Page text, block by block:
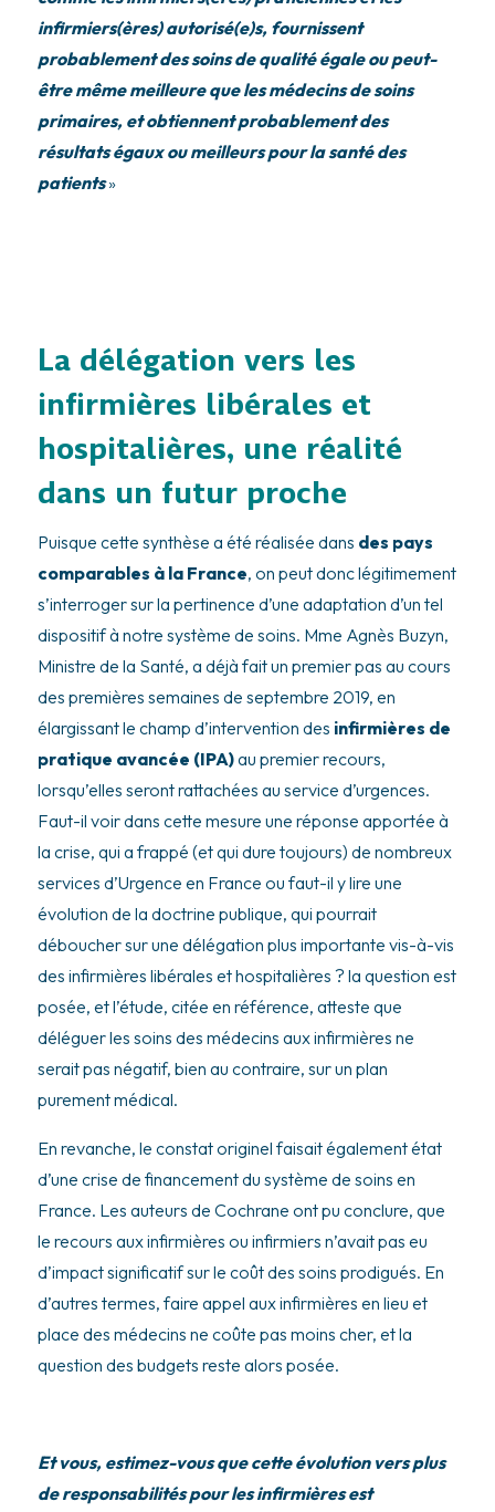
infirmiers(ères) autorisé(e)s, fournissent
probablement des soins de qualité égale ou peut-
être même meilleure que les médecins de soins
primaires, et obtiennent probablement des
résultats égaux ou meilleurs pour la santé des
patients»
La délégation vers les
infirmières libérales et
hospitalières, une réalité
dans un futur proche
Puisque cette synthèse a été réalisée dans des pays
comparables à la France, on peut donc légitimement
s’interroger sur la pertinence d’une adaptation d’un tel
dispositif à notre système de soins. Mme Agnès Buzyn,
Ministre de la Santé, a déjà fait un premier pas au cours
des premières semaines de septembre 2019, en
élargissant le champ d’intervention des infirmières de
pratique avancée (IPA)au premier recours,
lorsqu’elles seront rattachées au service d’urgences.
Faut-il voir dans cette mesure une réponse apportée à
la crise, qui a frappé (et qui dure toujours) de nombreux
services d’Urgence en France ou faut-il y lire une
évolution de la doctrine publique, qui pourrait
déboucher sur une délégation plus importante vis-à-vis
des infirmières libérales et hospitalières ? la question est
posée, et l’étude, citée en référence, atteste que
déléguer les soins des médecins aux infirmières ne
serait pas négatif, bien au contraire, sur un plan
purement médical.
En revanche, le constat originel faisait également état
d’une crise de financement du système de soins en
France. Les auteurs de Cochrane ont pu conclure, que
le recours aux infirmières ou infirmiers n’avait pas eu
d’impact significatif sur le coût des soins prodigués. En
d’autres termes, faire appel aux infirmières en lieu et
place des médecins ne coûte pas moins cher, et la
question des budgets reste alors posée.
Et vous, estimez-vous que cette évolution vers plus
de responsabilités pour les infirmières est